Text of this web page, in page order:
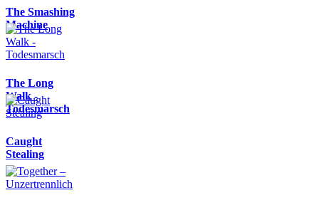
The Smashing
Machine
The Long
Walk -
Todesmarsch
Caught
Stealing